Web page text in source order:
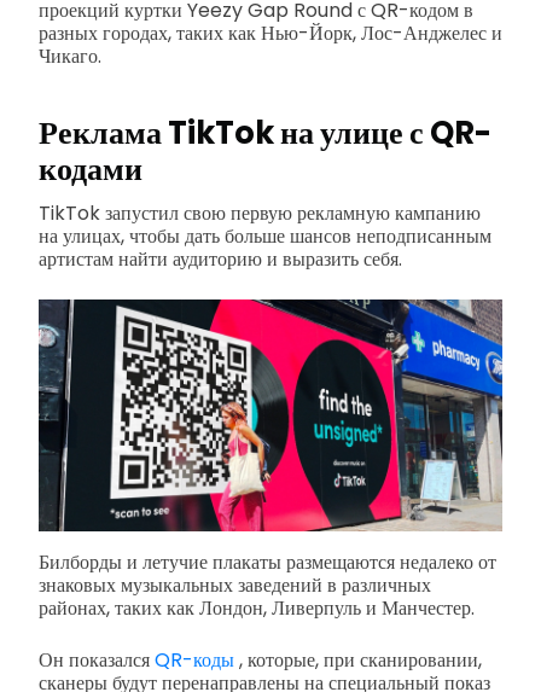
проекций куртки Yeezy Gap Round с QR-кодом в
разных городах, таких как Нью-Йорк, Лос-Анджелес и
Чикаго.
Реклама TikTok на улице с QR-
кодами
TikTok запустил свою первую рекламную кампанию
на улицах, чтобы дать больше шансов неподписанным
артистам найти аудиторию и выразить себя.
Билборды и летучие плакаты размещаются недалеко от
знаковых музыкальных заведений в различных
районах, таких как Лондон, Ливерпуль и Манчестер.
Он показалсяQR-коды, которые, при сканировании,
сканеры будут перенаправлены на специальный показ